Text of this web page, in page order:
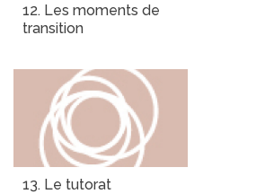
12. Les moments de
transition
13. Le tutorat